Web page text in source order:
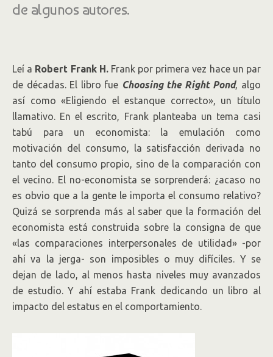
de algunos autores.
Leí a Robert Frank H.Frank por primera vez hace un par
de décadas. El libro fue Choosing the Right Pond, algo
así como «Eligiendo el estanque correcto», un título
llamativo. En el escrito, Frank planteaba un tema casi
tabú para un economista: la emulación como
motivación del consumo, la satisfacción derivada no
tanto del consumo propio, sino de la comparación con
el vecino. El no-economista se sorprenderá: ¿acaso no
es obvio que a la gente le importa el consumo relativo?
Quizá se sorprenda más al saber que la formación del
economista está construida sobre la consigna de que
«las comparaciones interpersonales de utilidad» -por
ahí va la jerga- son imposibles o muy difíciles. Y se
dejan de lado, al menos hasta niveles muy avanzados
de estudio. Y ahí estaba Frank dedicando un libro al
impacto del estatus en el comportamiento.